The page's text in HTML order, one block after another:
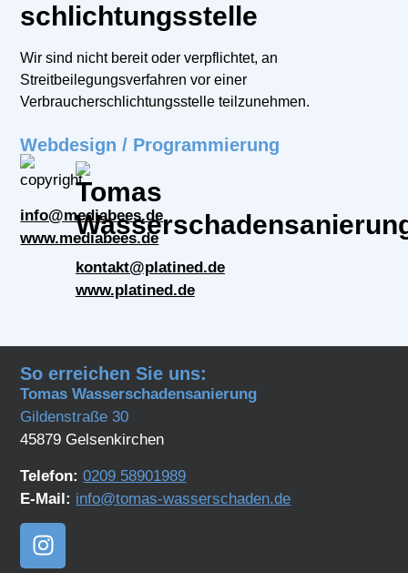
schlichtungs­stelle
Wir sind nicht bereit oder verpflichtet, an
Streitbeilegungsverfahren vor einer
Verbraucherschlichtungsstelle teilzunehmen.
Webdesign / Programmierung
info@mediabees.de
www.mediabees.de
kontakt@platined.de
www.platined.de
So erreichen Sie uns:
Tomas Wasserschadensanierung
Gildenstraße 30
45879 Gelsenkirchen
Telefon:0209 58901989
E-Mail: info@tomas-wasserschaden.de